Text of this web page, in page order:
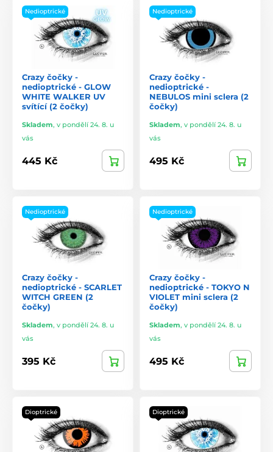
Nedioptrické
Crazy čočky -
nedioptrické - GLOW
WHITE WALKER UV
svítící (2 čočky)
Skladem, v pondělí 24. 8. u
vás
445 Kč
Nedioptrické
Crazy čočky -
nedioptrické -
NEBULOS mini sclera (2
čočky)
Skladem, v pondělí 24. 8. u
vás
495 Kč
Nedioptrické
Crazy čočky -
nedioptrické - SCARLET
WITCH GREEN (2
čočky)
Skladem, v pondělí 24. 8. u
vás
395 Kč
Nedioptrické
Crazy čočky -
nedioptrické - TOKYO N
VIOLET mini sclera (2
čočky)
Skladem, v pondělí 24. 8. u
vás
495 Kč
Dioptrické Dioptrické